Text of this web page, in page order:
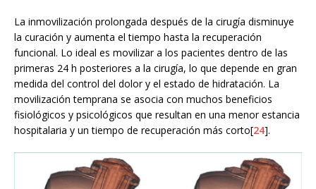
La inmovilización prolongada después de la cirugía disminuye
la curación y aumenta el tiempo hasta la recuperación
funcional. Lo ideal es movilizar a los pacientes dentro de las
primeras 24 h posteriores a la cirugía, lo que depende en gran
medida del control del dolor y el estado de hidratación. La
movilización temprana se asocia con muchos beneficios
fisiológicos y psicológicos que resultan en una menor estancia
hospitalaria y un tiempo de recuperación más corto[24].